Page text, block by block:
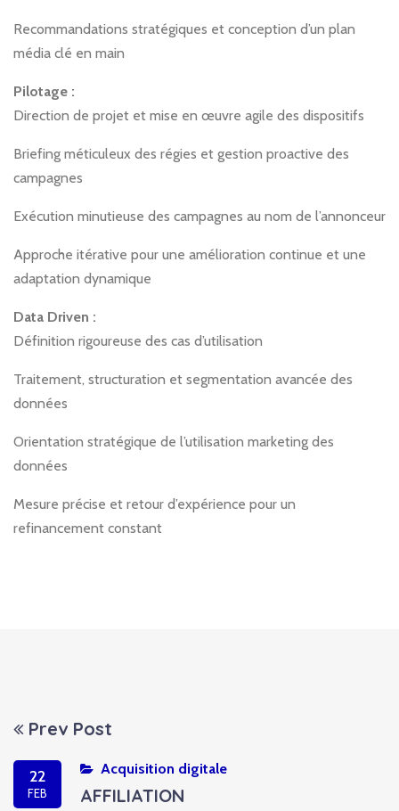
Recommandations stratégiques et conception d’un plan
média clé en main
Pilotage :
Direction de projet et mise en œuvre agile des dispositifs
Briefing méticuleux des régies et gestion proactive des
campagnes
Exécution minutieuse des campagnes au nom de l’annonceur
Approche itérative pour une amélioration continue et une
adaptation dynamique
Data Driven :
Définition rigoureuse des cas d’utilisation
Traitement, structuration et segmentation avancée des
données
Orientation stratégique de l’utilisation marketing des
données
Mesure précise et retour d’expérience pour un
refinancement constant
Prev Post
22
FEB
Acquisition digitale
AFFILIATION